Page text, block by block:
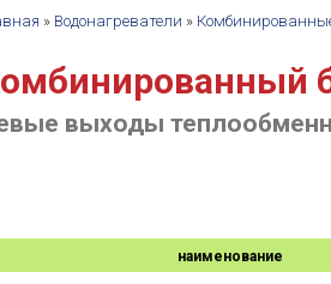
» Водонагреватели »
выходы
наименование